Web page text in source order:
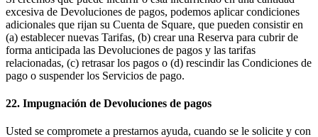
excesiva de Devoluciones de pagos, podemos aplicar condiciones
adicionales que rijan su Cuenta de Square, que pueden consistir en
(a) establecer nuevas Tarifas, (b) crear una Reserva para cubrir de
forma anticipada las Devoluciones de pagos y las tarifas
relacionadas, (c) retrasar los pagos o (d) rescindir las Condiciones de
pago o suspender los Servicios de pago.
22. Impugnación de Devoluciones de pagos
Usted se compromete a prestarnos ayuda, cuando se le solicite y con